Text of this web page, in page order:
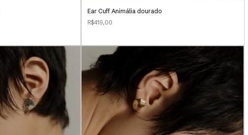
Ear Cuff Animália dourado
R$419,00